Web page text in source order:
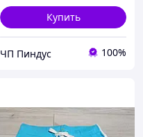
Купить
ЧП Пиндус 100%